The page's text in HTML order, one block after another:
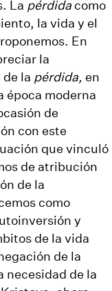
La pérdida como
la vida y el
En
la
la pérdida, en
época moderna
de
con este
que vinculó
de atribución
de la
como
y
de la vida
de la
necesidad de la